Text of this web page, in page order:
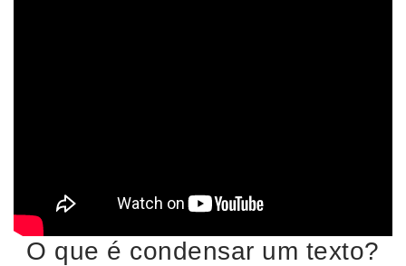
O que é condensar um texto?